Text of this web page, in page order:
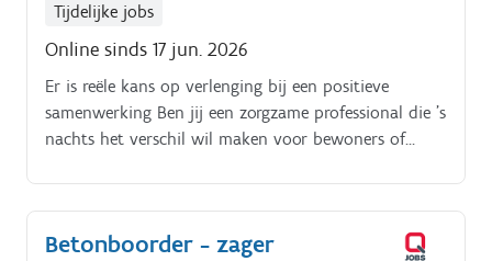
Tijdelijke jobs
Online sinds 17 jun. 2026
Er is reële kans op verlenging bij een positieve
samenwerking Ben jij een zorgzame professional die ’s
nachts het verschil wil maken voor bewoners of
voor het waarborgen van de continuïteit van zorg
tijdens de nachturen.
Betonboorder - zager